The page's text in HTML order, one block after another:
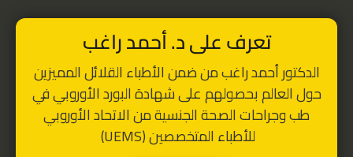
تعرف على د. أحمد راغب
الدكتور أحمد راغب من ضمن الأطباء القلائل المميزين
حول العالم بحصولهم على شهادة البورد الأوروبي في
طب وجراحات الصحة الجنسية من الاتحاد الأوروبي
للأطباء المتخصصين (UEMS)